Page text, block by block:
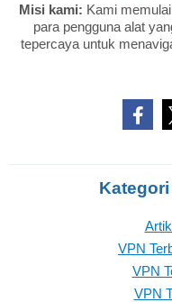
Misi kami: Kami
para pengguna alat
tepercaya untuk
VPN
VPN
VPN